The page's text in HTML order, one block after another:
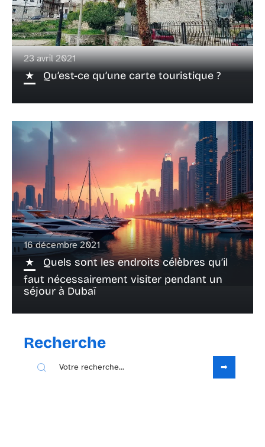
23 avril 2021
Qu’est-ce qu’une carte touristique ?
16 décembre 2021
Quels sont les endroits célèbres qu’il
faut nécessairement visiter pendant un
séjour à Dubaï
Recherche